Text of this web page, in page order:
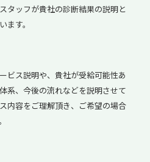
タッフが貴社の診断結果の説明と
ます。
ビス説明や、貴社が受給可能性あ
系、今後の流れなどを説明させて
内容をご理解頂き、ご希望の場合